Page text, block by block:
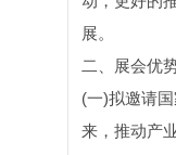
展。
二、展会优
(一)拟邀请
来，推动产